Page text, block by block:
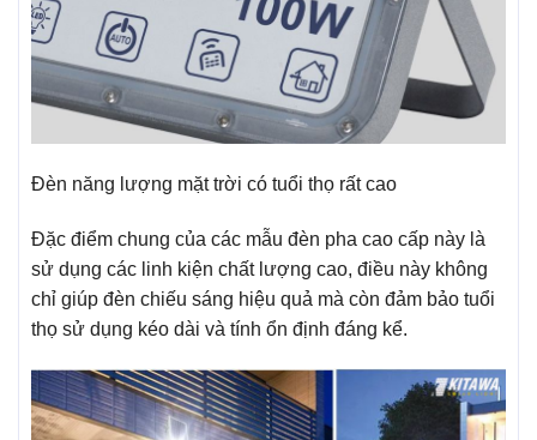
Đèn năng lượng mặt trời có tuổi thọ rất cao
Đặc điểm chung của các mẫu đèn pha cao cấp này là
sử dụng các linh kiện chất lượng cao, điều này không
chỉ giúp đèn chiếu sáng hiệu quả mà còn đảm bảo tuổi
thọ sử dụng kéo dài và tính ổn định đáng kể.